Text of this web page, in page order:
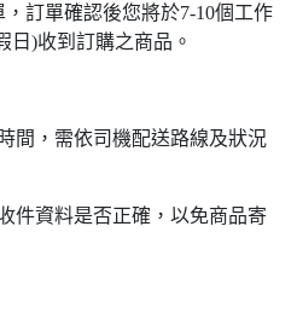
訂單確認後您將於7-10個工作
日)收到訂購之商品。
間，需依司機配送路線及狀況
件資料是否正確，以免商品寄